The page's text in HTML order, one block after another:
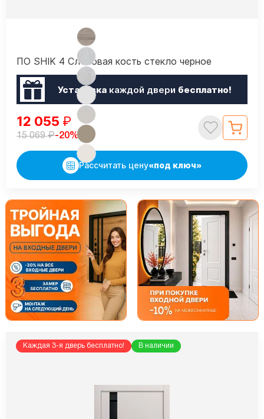
ПО SHIK 4 Слоновая кость стекло черное
Установкакаждой двери бесплатно!
12 055 ₽
15 069₽-20%
Рассчитать цену«под ключ»
Каждая 3-я дверь бесплатно! В наличии